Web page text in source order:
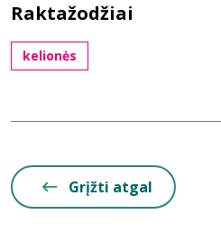
Raktažodžiai
kelionės
Grįžti atgal